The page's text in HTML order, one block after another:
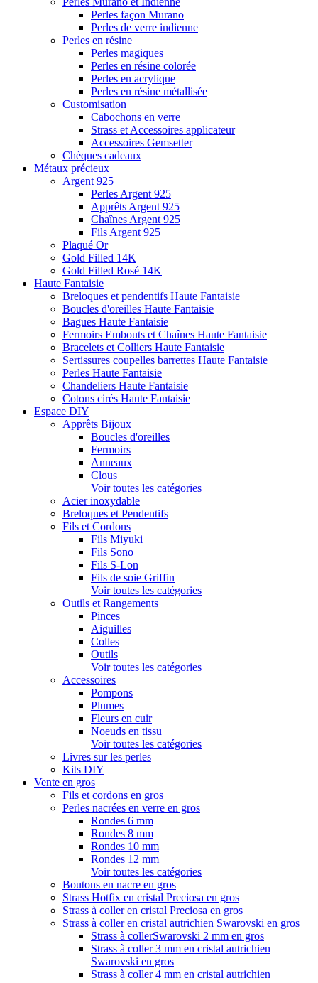
Perles façon Murano
Perles de verre indienne
Perles en résine
Perles magiques
Perles en résine colorée
Perles en acrylique
Perles en résine métallisée
Customisation
Cabochons en verre
Strass et Accessoires applicateur
Accessoires Gemsetter
Chèques cadeaux
Métaux précieux
Argent 925
Perles Argent 925
Apprêts Argent 925
Chaînes Argent 925
Fils Argent 925
Plaqué Or
Gold Filled 14K
Gold Filled Rosé 14K
Haute Fantaisie
Breloques et pendentifs Haute Fantaisie
Boucles d'oreilles Haute Fantaisie
Bagues Haute Fantaisie
Fermoirs Embouts et Chaînes Haute Fantaisie
Bracelets et Colliers Haute Fantaisie
Sertissures coupelles barrettes Haute Fantaisie
Perles Haute Fantaisie
Chandeliers Haute Fantaisie
Cotons cirés Haute Fantaisie
Espace DIY
Apprêts Bijoux
Boucles d'oreilles
Fermoirs
Anneaux
Clous
Voir toutes les catégories
Acier inoxydable
Breloques et Pendentifs
Fils et Cordons
Fils Miyuki
Fils Sono
Fils S-Lon
Fils de soie Griffin
Voir toutes les catégories
Outils et Rangements
Pinces
Aiguilles
Colles
Outils
Voir toutes les catégories
Accessoires
Pompons
Plumes
Fleurs en cuir
Noeuds en tissu
Voir toutes les catégories
Livres sur les perles
Kits DIY
Vente en gros
Fils et cordons en gros
Perles nacrées en verre en gros
Rondes 6 mm
Rondes 8 mm
Rondes 10 mm
Rondes 12 mm
Voir toutes les catégories
Boutons en nacre en gros
Strass Hotfix en cristal Preciosa en gros
Strass à coller en cristal Preciosa en gros
Strass à coller en cristal autrichien Swarovski en gros
Strass à collerSwarovski 2 mm en gros
Strass à coller 3 mm en cristal autrichien
Swarovski en gros
Strass à coller 4 mm en cristal autrichien